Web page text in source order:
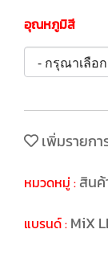
อุณหภูมิสี
เพิ่มรายกา
หมวดหมู่ : สินค้
แบรนด์ : MiX